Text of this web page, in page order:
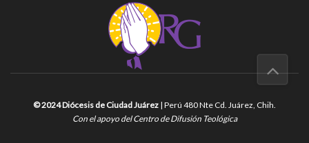
© 2024 Diócesis de Ciudad Juárez | Perú 480 Nte Cd. Juárez, Chih.
Con el apoyo del Centro de Difusión Teológica